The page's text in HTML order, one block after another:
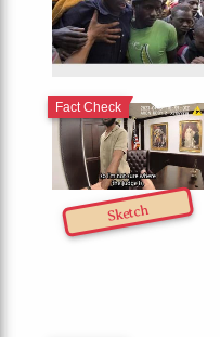
Sketch
Fact Check